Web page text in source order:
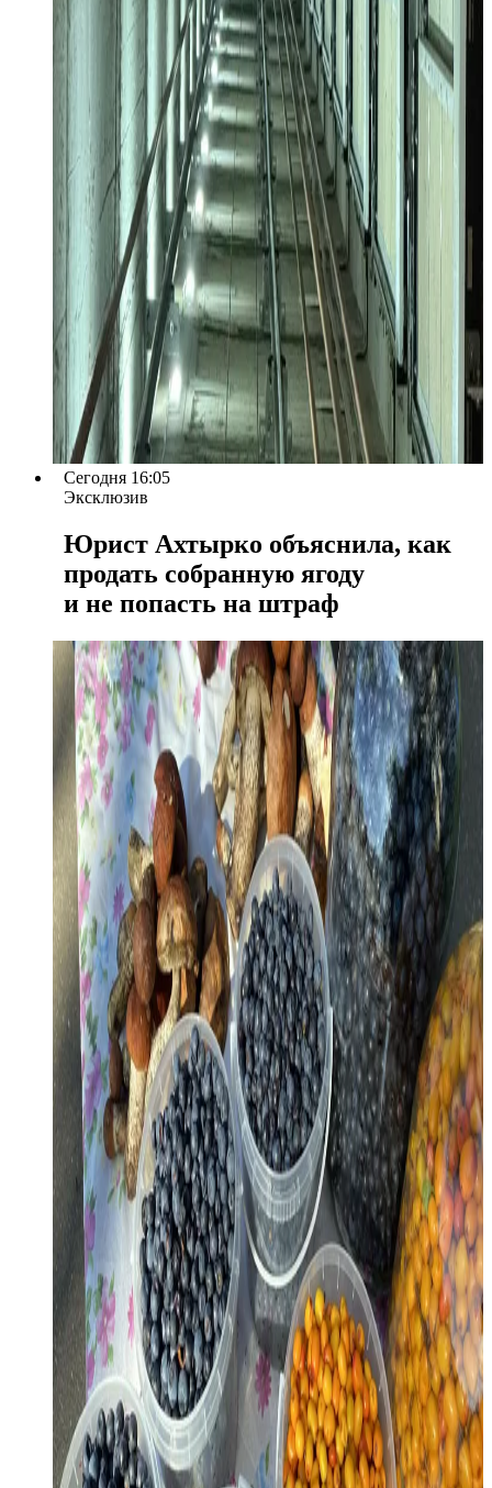
Сегодня 16:05
Эксклюзив
Юрист Ахтырко объяснила, как
продать собранную ягоду
и не попасть на штраф